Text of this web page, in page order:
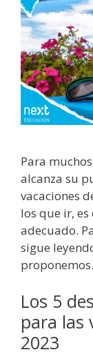
Para
alcanza su
vacaciones
los que ir,
adecuado.
sigue
Los 5
para las
2023